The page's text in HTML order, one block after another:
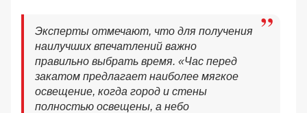
Эксперты отмечают, что для получения
наилучших впечатлений важно
правильно выбрать время. «Час перед
закатом предлагает наиболее мягкое
освещение, когда город и стены
полностью освещены, а небо